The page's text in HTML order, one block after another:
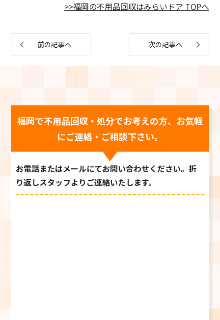
>>福岡の不用品回収はみらいドア TOPへ
前の記事へ 次の記事へ
福岡で不用品回収・処分でお考えの方、お気軽
にご連絡・ご相談下さい。
お電話またはメールにてお問い合わせください。折
り返しスタッフよりご連絡いたします。